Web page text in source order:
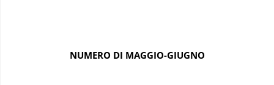
NUMERO DI MAGGIO-GIUGNO